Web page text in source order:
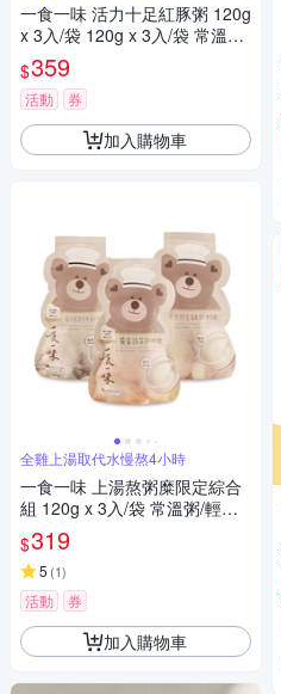
一食一味 活力十足紅豚粥 120g
x 3入/袋 120g x 3入/袋 常溫粥/
輕食粥/寶寶粥/副食品
$359
活動 券
加入購物車
全雞上湯取代水慢熬4小時
一食一味 上湯熬粥糜限定綜合
組 120g x 3入/袋 常溫粥/輕食
粥/寶寶粥/副食品
$319
5 (1)
活動 券
加入購物車